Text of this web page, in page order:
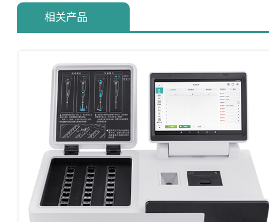
相关产品